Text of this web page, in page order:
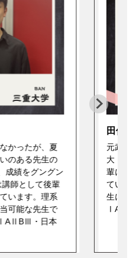
めて難関私
した経験を後
指導してくれ
となら田仲先
:英・数
)
塚本
優し
先生
受験
の大
るの
を担